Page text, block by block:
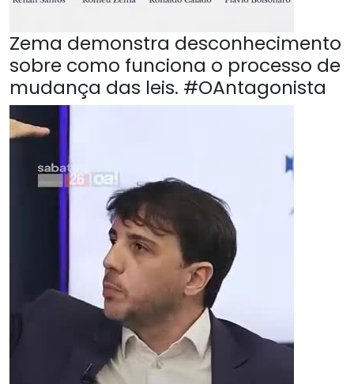
Zema demonstra desconhecimento
sobre como funciona o processo de
mudança das leis. #OAntagonista